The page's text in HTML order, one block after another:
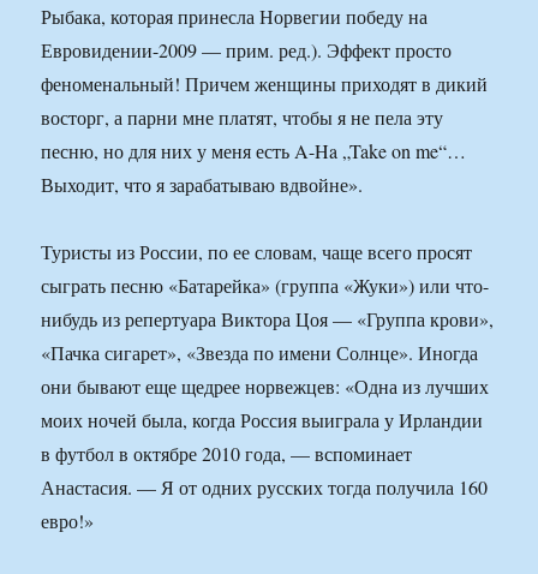
Рыбака, которая принесла Норвегии победу на
Евровидении-2009 — прим. ред.). Эффект просто
феноменальный! Причем женщины приходят в дикий
восторг, а парни мне платят, чтобы я не пела эту
песню, но для них у меня есть A-Ha „Take on me“…
Выходит, что я зарабатываю вдвойне».
Туристы из России, по ее словам, чаще всего просят
сыграть песню «Батарейка» (группа «Жуки») или что-
нибудь из репертуара Виктора Цоя — «Группа крови»,
«Пачка сигарет», «Звезда по имени Солнце». Иногда
они бывают еще щедрее норвежцев: «Одна из лучших
моих ночей была, когда Россия выиграла у Ирландии
в футбол в октябре 2010 года, — вспоминает
Анастасия. — Я от одних русских тогда получила 160
евро!»